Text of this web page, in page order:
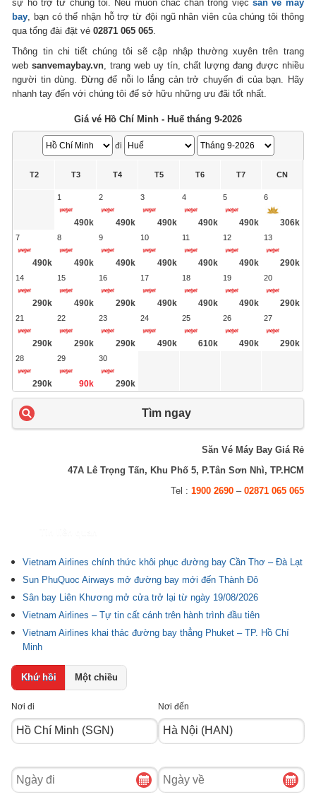
sự hỗ trợ từ chúng tôi. Nếu muốn chắc chắn trong việcsăn vé máy
bay , bạn có thể nhận hỗ trợ từ đội ngũ nhân viên của chúng tôi thông
qua tổng đài đặt vé02871 065 065
Thông tin chi tiết chúng tôi sẽ cập nhập thường xuyên trên trang
websanvemaybay.vn , trang web uy tín, chất lượng đang được nhiều
người tin dùng. Đừng để nỗi lo lắng cản trở chuyến đi của bạn. Hãy
nhanh tay đến với chúng tôi để sở hữu những ưu đãi tốt nhất.
Giá vé Hồ Chí Minh - Huế tháng 9-2026
đi
T2 T3 T4 T5 T6 T7 CN
1
490k
2
490k
3
490k
4
490k
5
490k
6
306k
7
490k
8
490k
9
490k
10
490k
11
490k
12
490k
13
290k
14
290k
15
490k
16
290k
17
490k
18
490k
19
490k
20
290k
21
290k
22
290k
23
290k
24
490k
25
610k
26
490k
27
290k
28
290k
29
90k
30
290k
Tìm ngay
Săn Vé Máy Bay Giá Rẻ
47A Lê Trọng Tấn, Khu Phố 5, P.Tân Sơn Nhì, TP.HCM
Tel : 1900 2690– 02871 065 065
Vietnam Airlines chính thức khôi phục đường bay Cần Thơ – Đà Lạt
Sun PhuQuoc Airways mở đường bay mới đến Thành Đô
Sân bay Liên Khương mở cửa trở lại từ ngày 19/08/2026
Vietnam Airlines – Tự tin cất cánh trên hành trình đầu tiên
Vietnam Airlines khai thác đường bay thẳng Phuket – TP. Hồ Chí
Minh
Khứ hồi Một chiều
Nơi đi Nơi đến
Ngày
đi
Ngày
về